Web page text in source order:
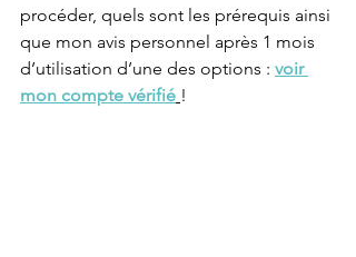
procéder, quels sont les prérequis ainsi
que mon avis personnel après 1 mois
d’utilisation d’une des options : voir
mon compte vérifié !